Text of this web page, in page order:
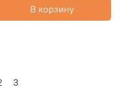
В корзину
3